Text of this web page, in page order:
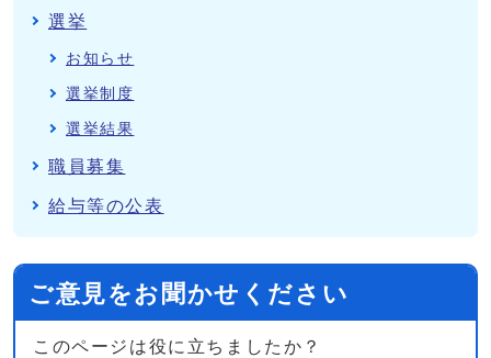
選挙
お知らせ
選挙制度
選挙結果
職員募集
給与等の公表
ご意見をお聞かせください
このページは役に立ちましたか？